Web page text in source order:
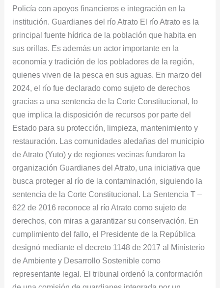
Policía con apoyos financieros e integración en la
institución. Guardianes del río Atrato El río Atrato es la
principal fuente hídrica de la población que habita en
sus orillas. Es además un actor importante en la
economía y tradición de los pobladores de la región,
quienes viven de la pesca en sus aguas. En marzo del
2024, el río fue declarado como sujeto de derechos
gracias a una sentencia de la Corte Constitucional, lo
que implica la disposición de recursos por parte del
Estado para su protección, limpieza, mantenimiento y
restauración. Las comunidades aledañas del municipio
de Atrato (Yuto) y de regiones vecinas fundaron la
organización Guardianes del Atrato, una iniciativa que
busca proteger al río de la contaminación, siguiendo la
sentencia de la Corte Constitucional. La Sentencia T –
622 de 2016 reconoce al río Atrato como sujeto de
derechos, con miras a garantizar su conservación. En
cumplimiento del fallo, el Presidente de la República
designó mediante el decreto 1148 de 2017 al Ministerio
de Ambiente y Desarrollo Sostenible como
representante legal. El tribunal ordenó la conformación